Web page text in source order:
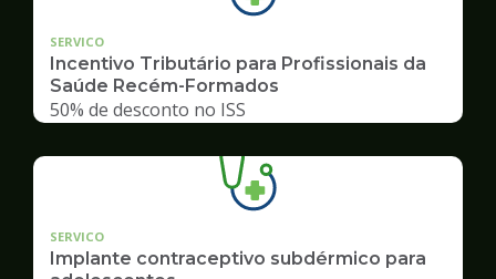
SERVICO
Incentivo Tributário para Profissionais da
Saúde Recém-Formados
50% de desconto no ISS
SERVICO
Implante contraceptivo subdérmico para